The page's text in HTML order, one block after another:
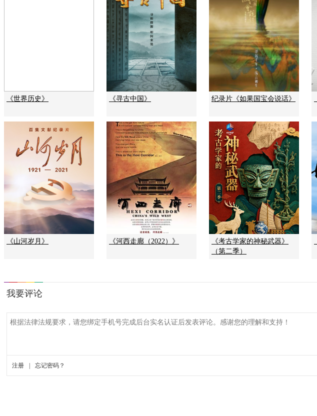
《世界历史》 《寻古中国》 纪录片《如果国宝会说话》
《山河岁月》 《河西走廊（2022）》
《考古学家的神秘武器》
（第二季）